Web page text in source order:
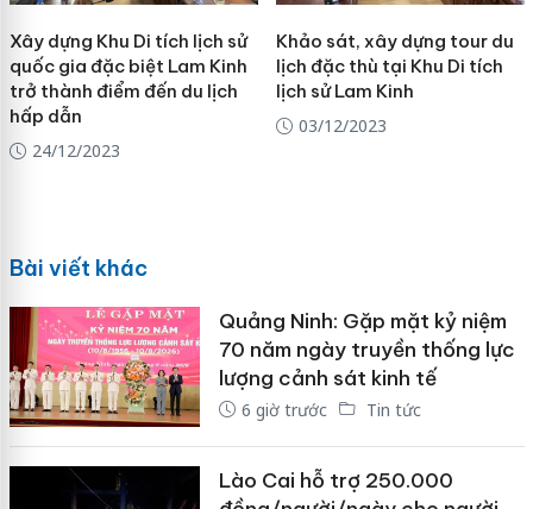
Xây dựng Khu Di tích lịch sử
quốc gia đặc biệt Lam Kinh
trở thành điểm đến du lịch
hấp dẫn
24/12/2023
Khảo sát, xây dựng tour du
lịch đặc thù tại Khu Di tích
lịch sử Lam Kinh
03/12/2023
Bài viết khác
Quảng Ninh: Gặp mặt kỷ niệm
70 năm ngày truyền thống lực
lượng cảnh sát kinh tế
6 giờ trước Tin tức
Lào Cai hỗ trợ 250.000